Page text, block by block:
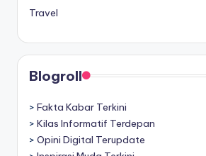
Travel
Blogroll
> Fakta Kabar Terkini
> Kilas Informatif Terdepan
> Opini Digital Terupdate